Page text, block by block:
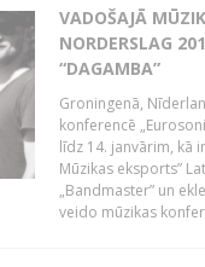
VADOŠAJĀ
NORDERSLAG
“DAGAMBA”
Groningenā,
konferencē
līdz 14. janvārim, kā
Mūzikas eksports”
„Bandmaster” un
veido mūzikas